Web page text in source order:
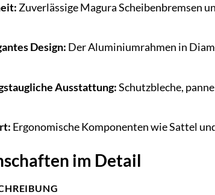
Zuverlässige Magura Scheibenbremsen
Design: Der Aluminiumrahmen in
Ausstattung:Schutzbleche,
Ergonomische Komponenten wie Sattel
im Detail